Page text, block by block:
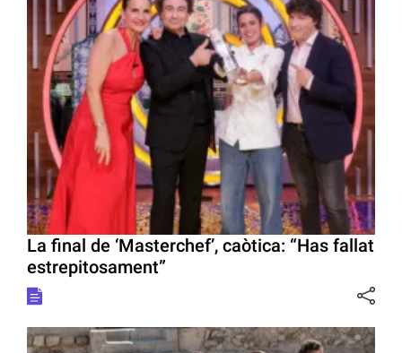
La final de ‘Masterchef’, caòtica: “Has fallat
estrepitosament”